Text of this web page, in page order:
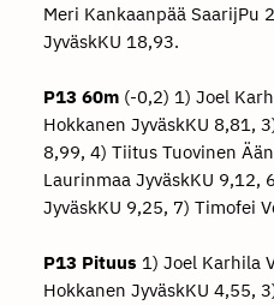
Meri Kankaanpää SaarijPu
JyväskKU 18,93.
P13 60m(-0,2) 1) Joel
Hokkanen JyväskKU 8,81,
8,99, 4) Tiitus Tuovinen
Laurinmaa JyväskKU 9,12,
JyväskKU 9,25, 7) Timofei
P13 Pituus 1) Joel Karhila
Hokkanen JyväskKU 4,55,